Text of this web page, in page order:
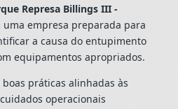
Represa Billings III -
empresa preparada para
a causa do entupimento
equipamentos apropriados.
boas práticas alinhadas às
operacionais